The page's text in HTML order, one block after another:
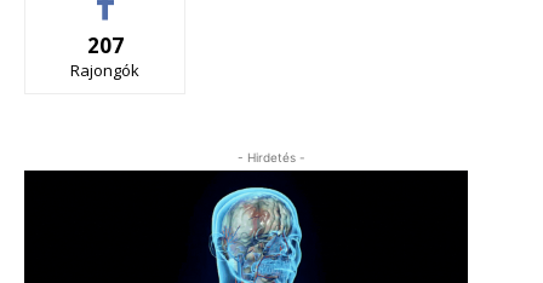
207
Rajongók
- Hirdetés -